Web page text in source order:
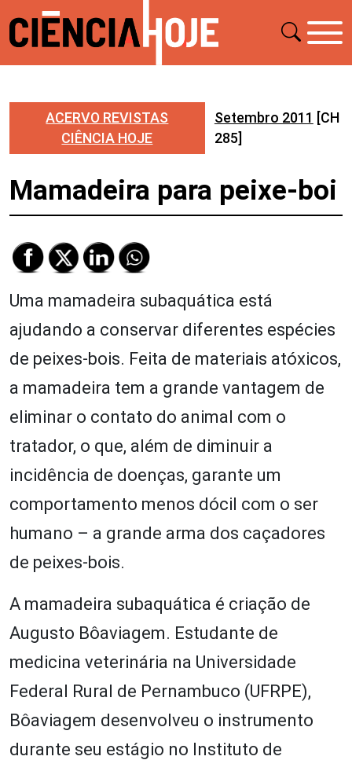
ACERVO REVISTAS
CIÊNCIA HOJE
Setembro 2011 [CH
285]
Mamadeira para peixe-boi
Uma mamadeira subaquática está
ajudando a conservar diferentes espécies
de peixes-bois. Feita de materiais atóxicos,
a mamadeira tem a grande vantagem de
eliminar o contato do animal com o
tratador, o que, além de diminuir a
incidência de doenças, garante um
comportamento menos dócil com o ser
humano – a grande arma dos caçadores
de peixes-bois.
A mamadeira subaquática é criação de
Augusto Bôaviagem. Estudante de
medicina veterinária na Universidade
Federal Rural de Pernambuco (UFRPE),
Bôaviagem desenvolveu o instrumento
durante seu estágio no Instituto de